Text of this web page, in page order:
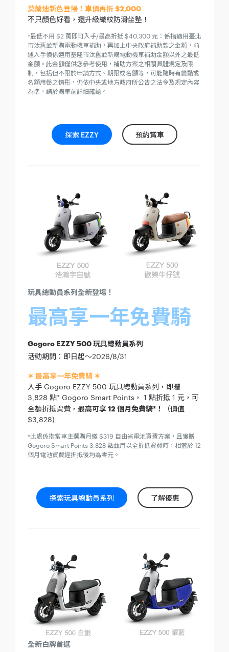
莫蘭迪新色登場！車價再折 $2,000
不只顏色好看，還升級織紋防滑坐墊！
*最低不用 $2 萬即可入手/最高折抵 $40,300 元：係指適用臺北
市汰舊並新購電動機車補助，再加上中央政府補助款之金額，前
述入手價係適用基隆市汰舊並新購電動機車補助金額以外之最低
金額。此金額僅供您參考使用，補助方案之相關具體規定及限
制，包括但不限於申請方式、期限或名額等，可能隨時有變動或
名額用罄之情形，仍依中央或地方政府所公告之法令及規定內容
為準，請於購車前詳細確認。
探索 EZZY 預約賞車
玩具總動員系列全新登場！
最高享一年免費騎
Gogoro EZZY 500 玩具總動員系列
活動期間：即日起～2026/8/31
✶ 最高享一年免費騎 ✶
入手 Gogoro EZZY 500 玩具總動員系列，即贈
3,828 點* Gogoro Smart Points， 1 點折抵 1 元，可
全額折抵資費， 最高可享 12 個月免費騎*！
（價值
$3,828)
*此處係指當車主選購月繳 $319 自由省電池資費方案，且獲贈
Gogoro Smart Points 3,828 點並用以全折抵資費時，相當於 12
個月電池資費經折抵後均為零元。
探索玩具總動員系列 了解優惠
全新白牌首選